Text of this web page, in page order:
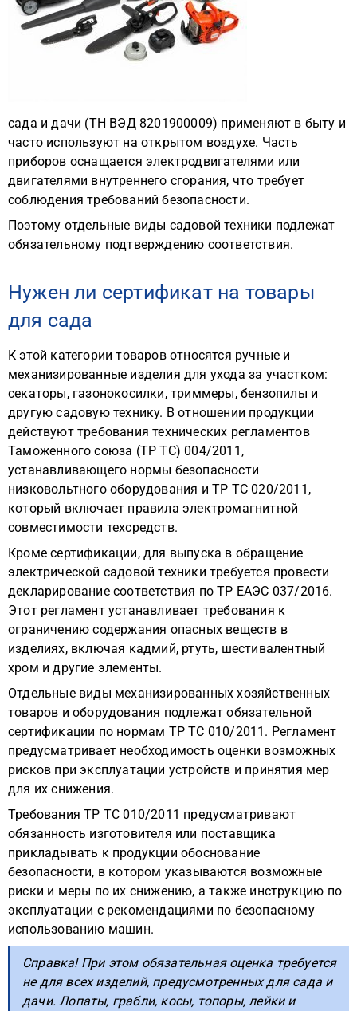
сада и дачи (ТН ВЭД 8201900009) применяют в быту и
часто используют на открытом воздухе. Часть
приборов оснащается электродвигателями или
двигателями внутреннего сгорания, что требует
соблюдения требований безопасности.
Поэтому отдельные виды садовой техники подлежат
обязательному подтверждению соответствия.
Нужен ли сертификат на товары
для сада
К этой категории товаров относятся ручные и
механизированные изделия для ухода за участком:
секаторы, газонокосилки, триммеры, бензопилы и
другую садовую технику. В отношении продукции
действуют требования технических регламентов
Таможенного союза (ТР ТС) 004/2011,
устанавливающего нормы безопасности
низковольтного оборудования и ТР ТС 020/2011,
который включает правила электромагнитной
совместимости техсредств.
Кроме сертификации, для выпуска в обращение
электрической садовой техники требуется провести
декларирование соответствия по ТР ЕАЭС 037/2016.
Этот регламент устанавливает требования к
ограничению содержания опасных веществ в
изделиях, включая кадмий, ртуть, шестивалентный
хром и другие элементы.
Отдельные виды механизированных хозяйственных
товаров и оборудования подлежат обязательной
сертификации по нормам ТР ТС 010/2011. Регламент
предусматривает необходимость оценки возможных
рисков при эксплуатации устройств и принятия мер
для их снижения.
Требования ТР ТС 010/2011 предусматривают
обязанность изготовителя или поставщика
прикладывать к продукции обоснование
безопасности, в котором указываются возможные
риски и меры по их снижению, а также инструкцию по
эксплуатации с рекомендациями по безопасному
использованию машин.
Справка! При этом обязательная оценка требуется
не для всех изделий, предусмотренных для сада и
дачи. Лопаты, грабли, косы, топоры, лейки и